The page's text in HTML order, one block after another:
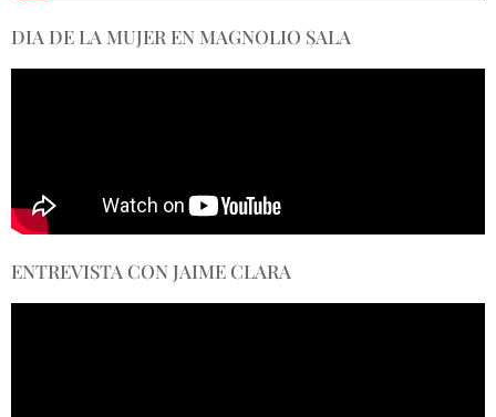
DIA DE LA MUJER EN MAGNOLIO SALA
ENTREVISTA CON JAIME CLARA